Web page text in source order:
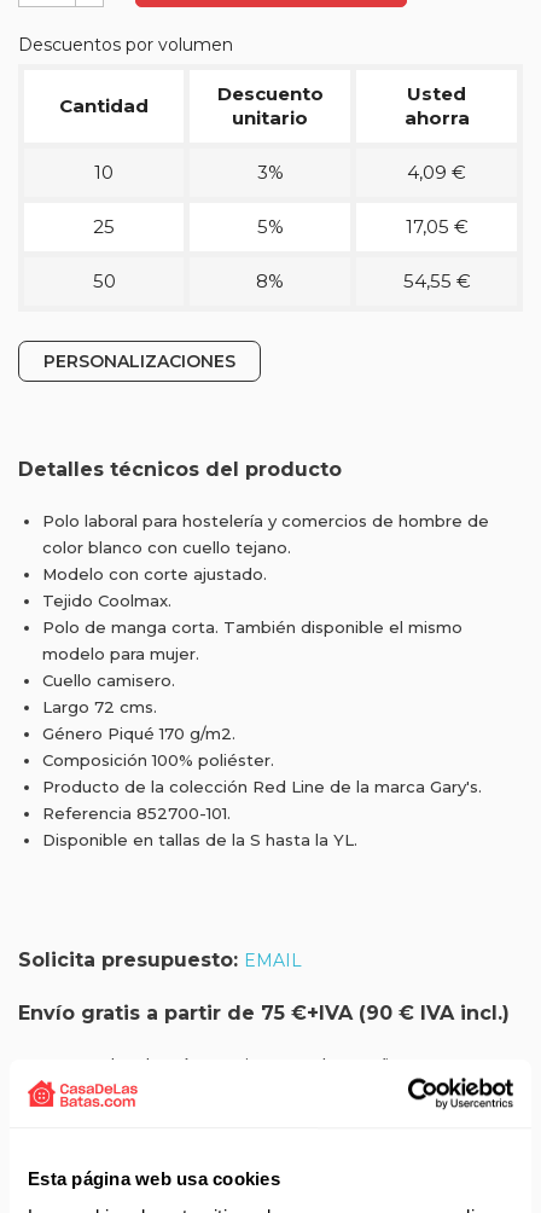
Esta página web usa cookies
Descuentos por volumen
Cantidad
Descuento
unitario
Usted
ahorra
10 3% 4,09 €
25 5% 17,05 €
50 8% 54,55 €
PERSONALIZACIONES
Detalles técnicos del producto
Polo laboral para hostelería y comercios de hombre de
color blanco con cuello tejano.
Modelo con corte ajustado.
Tejido Coolmax.
Polo de manga corta. También disponible el mismo
modelo para mujer.
Cuello camisero.
Largo 72 cms.
Género Piqué 170 g/m2.
Composición 100% poliéster.
Producto de la colección Red Line de la marca Gary's.
Referencia 852700-101.
Disponible en tallas de la S hasta la YL.
Solicita presupuesto: EMAIL
Envío gratis a partir de 75 €+IVA (90 € IVA incl.)
Aprovecha el envío gratuito en toda España excepto
Canarias, Baleares, Ceuta y Melilla.
No realizamos envíos del 10 al 21 de agosto.